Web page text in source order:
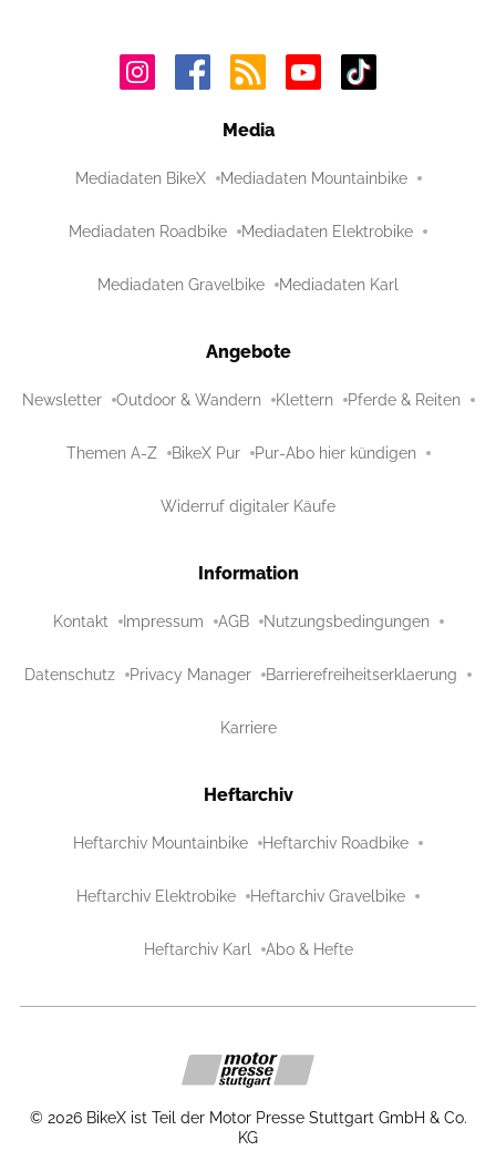
Media
Mediadaten BikeX Mediadaten Mountainbike
Mediadaten Roadbike Mediadaten Elektrobike
Mediadaten Gravelbike Mediadaten Karl
Angebote
Newsletter Outdoor & Wandern Klettern Pferde & Reiten
Themen A-Z BikeX Pur Pur-Abo hier kündigen
Widerruf digitaler Käufe
Information
Kontakt Impressum AGB Nutzungsbedingungen
Datenschutz Privacy Manager Barrierefreiheitserklaerung
Karriere
Heftarchiv
Heftarchiv Mountainbike Heftarchiv Roadbike
Heftarchiv Elektrobike Heftarchiv Gravelbike
Heftarchiv Karl Abo & Hefte
© 2026 BikeX ist Teil der Motor Presse Stuttgart GmbH & Co.
KG